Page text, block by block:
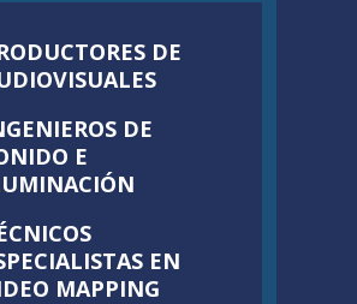
DE
DE
E
EN
MAPPING